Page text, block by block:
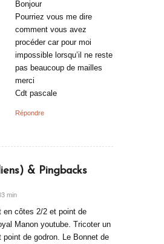
Bonjour
Pourriez vous me dire
comment vous avez
procéder car pour moi
impossible lorsqu’il ne reste
pas beaucoup de mailles
merci
Cdt pascale
Répondre
& Pingbacks
min
côtes 2/2 et point de
Manon youtube. Tricoter un
point de godron. Le Bonnet de